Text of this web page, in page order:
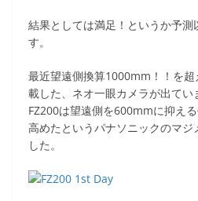
結果としては満足！というか予
す。
最近望遠側換算1000mm！！を
載した、ネオ一眼カメラが出て
FZ200は望遠側を600mmに抑え
高めたというパナソニックのマ
した。